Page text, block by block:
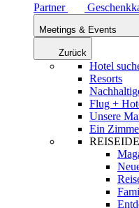
Partner
Meetings & Events
Zurück
Hotel
Resorts
Flug +
Unsere
Ein